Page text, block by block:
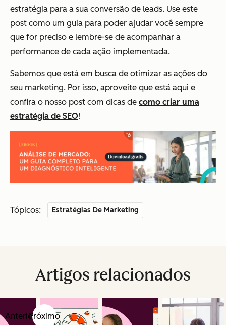
estratégia para a sua conversão de leads. Use este
post como um guia para poder ajudar você sempre
que for preciso e lembre-se de acompanhar a
performance de cada ação implementada.
Sabemos que está em busca de otimizar as ações do
seu marketing. Por isso, aproveite que está aqui e
confira o nosso post com dicas de como criar uma
estratégia de SEO!
Tópicos: Estratégias De Marketing
Artigos relacionados
AnteriorPróximo